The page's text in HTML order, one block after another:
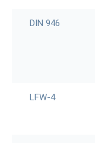
DIN 946
LFW-4